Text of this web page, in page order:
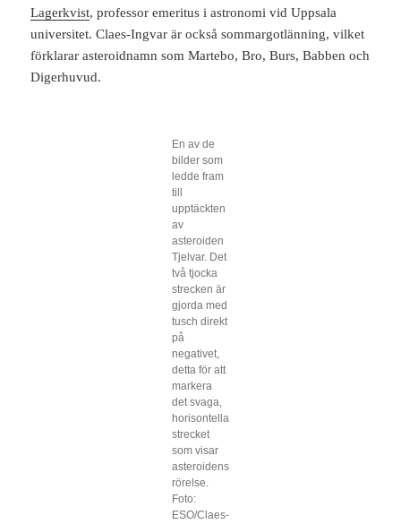
Lagerkvist, professor emeritus i astronomi vid Uppsala
universitet. Claes-Ingvar är också sommargotlänning, vilket
förklarar asteroidnamn som Martebo, Bro, Burs, Babben och
Digerhuvud.
En av de
bilder som
ledde fram
till
upptäckten
av
asteroiden
Tjelvar. Det
två tjocka
strecken är
gjorda med
tusch direkt
på
negativet,
detta för att
markera
det svaga,
horisontella
strecket
som visar
asteroidens
rörelse.
Foto:
ESO/Claes-